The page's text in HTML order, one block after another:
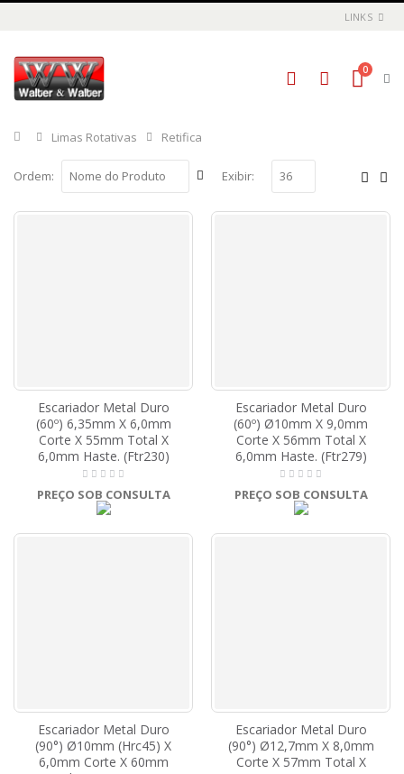
LINKS
0
Início
Limas Rotativas Retifica
Ordem: Exibir:
Escariador Metal Duro
(60º) 6,35mm X 6,0mm
Corte X 55mm Total X
6,0mm Haste. (Ftr230)
PREÇO SOB CONSULTA
Escariador Metal Duro
(60º) Ø10mm X 9,0mm
Corte X 56mm Total X
6,0mm Haste. (Ftr279)
PREÇO SOB CONSULTA
Escariador Metal Duro
(90°) Ø10mm (Hrc45) X
6,0mm Corte X 60mm
Escariador Metal Duro
(90°) Ø12,7mm X 8,0mm
Corte X 57mm Total X